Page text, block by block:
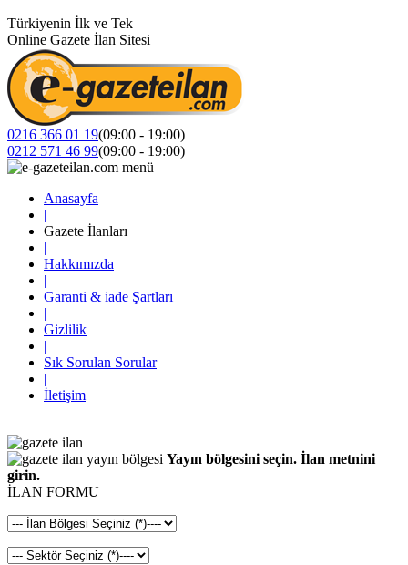
Türkiyenin İlk ve Tek
Online Gazete İlan Sitesi
0216 366 01 19(09:00 - 19:00)
0212 571 46 99(09:00 - 19:00)
Anasayfa
|
Gazete İlanları
|
Hakkımızda
|
Garanti & iade Şartları
|
Gizlilik
|
Sık Sorulan Sorular
|
İletişim
Yayın bölgesini seçin. İlan metnini
girin.
İLAN FORMU